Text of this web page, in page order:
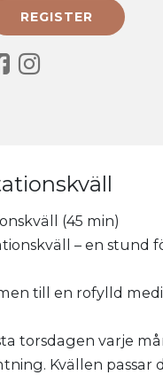
(45 min)
– en stund
till en rofylld
torsdagen varje
Kvällen passar